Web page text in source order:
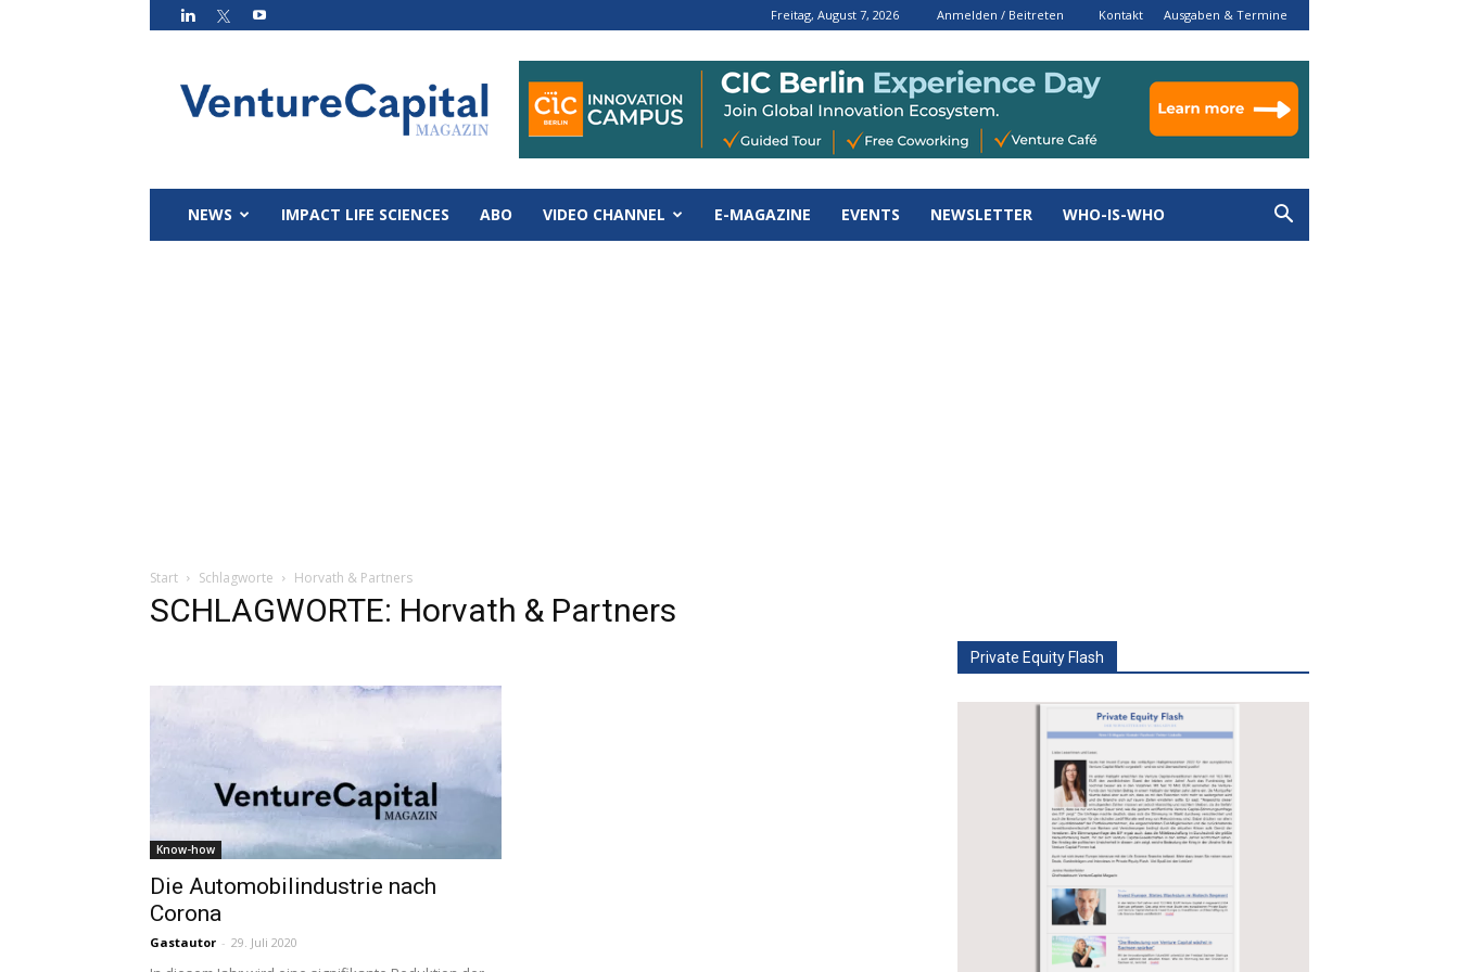
Freitag, August 7, 2026 Anmelden / Beitreten Kontakt Ausgaben & Termine
Magazin
NEWS IMPACT LIFE SCIENCES ABO VIDEO CHANNEL E-MAGAZINE EVENTS NEWSLETTER WHO-IS-WHO
Start Schlagworte Horvath & Partners
SCHLAGWORTE: Horvath & Partners
Know-how
Die Automobilindustrie nach
Corona
Gastautor - 29. Juli 2020
Private Equity Flash